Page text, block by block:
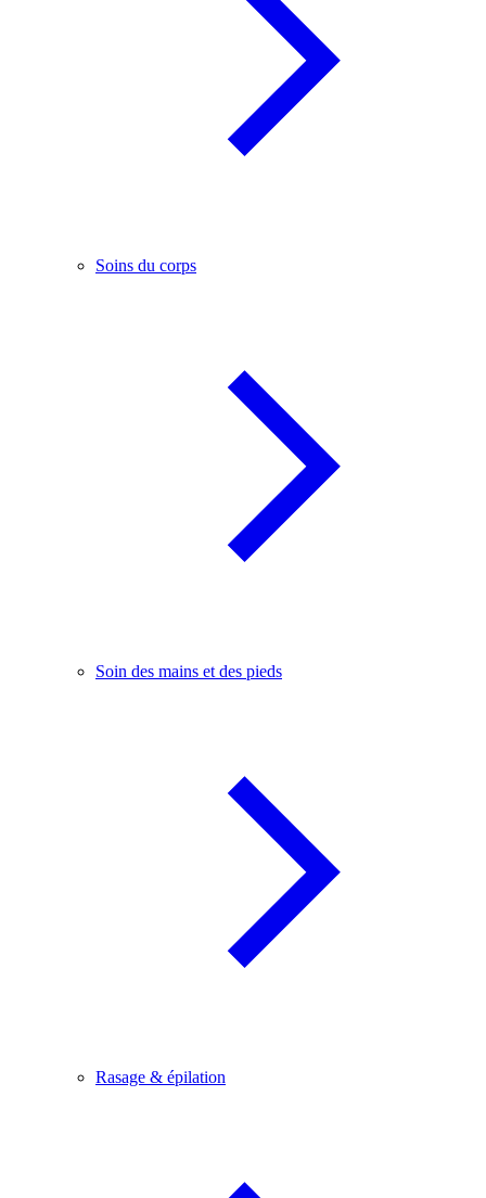
Soins du corps
Soin des mains et des pieds
Rasage & épilation